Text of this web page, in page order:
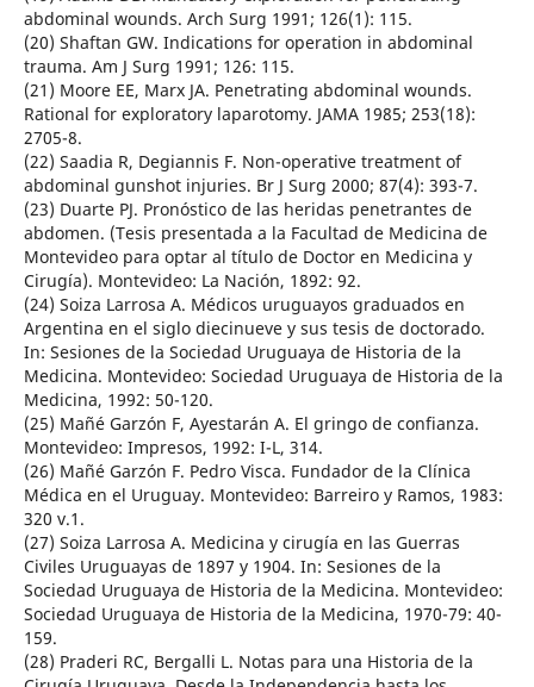
abdominal wounds. Arch Surg 1991; 126(1): 115.
(20) Shaftan GW. Indications for operation in abdominal
trauma. Am J Surg 1991; 126: 115.
(21) Moore EE, Marx JA. Penetrating abdominal wounds.
Rational for exploratory laparotomy. JAMA 1985; 253(18):
2705-8.
(22) Saadia R, Degiannis F. Non-operative treatment of
abdominal gunshot injuries. Br J Surg 2000; 87(4): 393-7.
(23) Duarte PJ. Pronóstico de las heridas penetrantes de
abdomen. (Tesis presentada a la Facultad de Medicina de
Montevideo para optar al título de Doctor en Medicina y
Cirugía). Montevideo: La Nación, 1892: 92.
(24) Soiza Larrosa A. Médicos uruguayos graduados en
Argentina en el siglo diecinueve y sus tesis de doctorado.
In: Sesiones de la Sociedad Uruguaya de Historia de la
Medicina. Montevideo: Sociedad Uruguaya de Historia de la
Medicina, 1992: 50-120.
(25) Mañé Garzón F, Ayestarán A. El gringo de confianza.
Montevideo: Impresos, 1992: I-L, 314.
(26) Mañé Garzón F. Pedro Visca. Fundador de la Clínica
Médica en el Uruguay. Montevideo: Barreiro y Ramos, 1983:
320 v.1.
(27) Soiza Larrosa A. Medicina y cirugía en las Guerras
Civiles Uruguayas de 1897 y 1904. In: Sesiones de la
Sociedad Uruguaya de Historia de la Medicina. Montevideo:
Sociedad Uruguaya de Historia de la Medicina, 1970-79: 40-
159.
(28) Praderi RC, Bergalli L. Notas para una Historia de la